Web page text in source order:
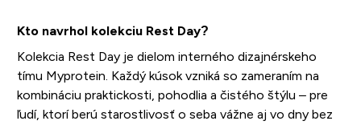
Kto navrhol kolekciu Rest Day?
Kolekcia Rest Day je dielom interného dizajnérskeho
tímu Myprotein. Každý kúsok vzniká so zameraním na
kombináciu praktickosti, pohodlia a čistého štýlu – pre
ľudí, ktorí berú starostlivosť o seba vážne aj vo dny bez